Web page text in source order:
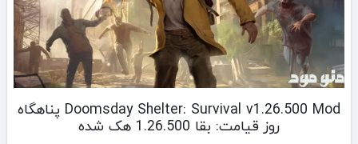
Doomsday Shelter: Survival v1.26.500 Mod پناهگاه
روز قیامت: بقا 1.26.500 هک شده